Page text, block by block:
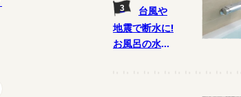
に!?
台風や
地震で断水に!
お風呂の水は